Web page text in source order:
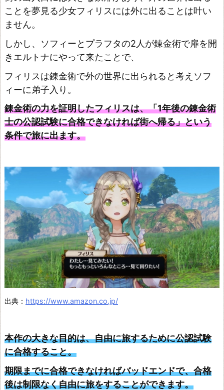
ャ
リ
ー
の
ア
ト
リ
エ
~
昏
海
の
錬
金
術
士
~
D
ク
ロ
ス
オ
ことを夢見る少女フィリスには外に出ることは叶い
ません。
しかし、ソフィーとプラフタの2人が錬金術で扉を開
きエルトナにやって来たことで、
フィリスは錬金術で外の世界に出られると考えソフ
ィーに弟子入り。
錬金術の力を証明したフィリスは、「1年後の錬金術
士の公認試験に合格できなければ街へ帰る」という
条件で旅に出ます。
出典： https://www.amazon.co.jp/
本作の大きな目的は、自由に旅するために公認試験
に合格すること。
期限までに合格できなければバッドエンドで、合格
後は制限なく自由に旅をすることができます。